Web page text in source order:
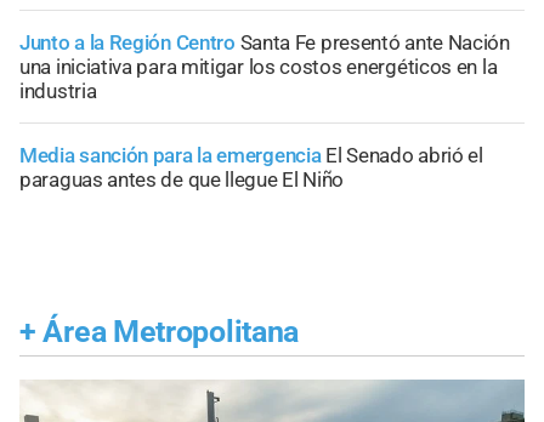
Junto a la Región Centro Santa Fe presentó ante Nación
una iniciativa para mitigar los costos energéticos en la
industria
Media sanción para la emergencia El Senado abrió el
paraguas antes de que llegue El Niño
+ Área Metropolitana